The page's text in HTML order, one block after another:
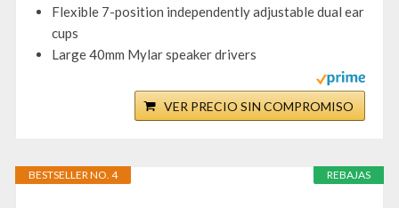
Flexible 7-position independently adjustable dual ear
cups
Large 40mm Mylar speaker drivers
VER PRECIO SIN COMPROMISO
REBAJAS
BESTSELLER NO. 4